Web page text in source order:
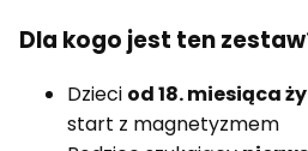
Dla kogo jest ten
Dzieci od 18. miesiąca
start z magnetyzmem